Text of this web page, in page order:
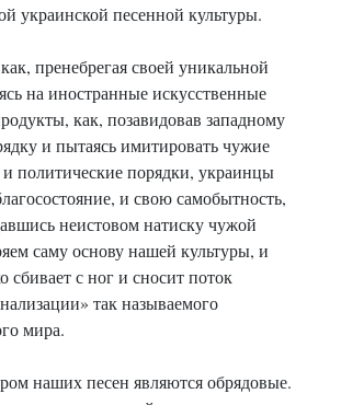
украинской песенной культуры.
пренебрегая своей уникальной
на иностранные искусственные
как, позавидовав западному
и пытаясь имитировать чужие
политические порядки, украинцы
и свою самобытность,
неистовом натиску чужой
саму основу нашей культуры, и
сбивает с ног и сносит поток
так называемого
мира.
наших песен являются обрядовые.